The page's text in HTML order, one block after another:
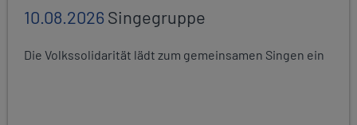
10.08.2026Singegruppe
Die Volkssolidarität lädt zum gemeinsamen Singen ein